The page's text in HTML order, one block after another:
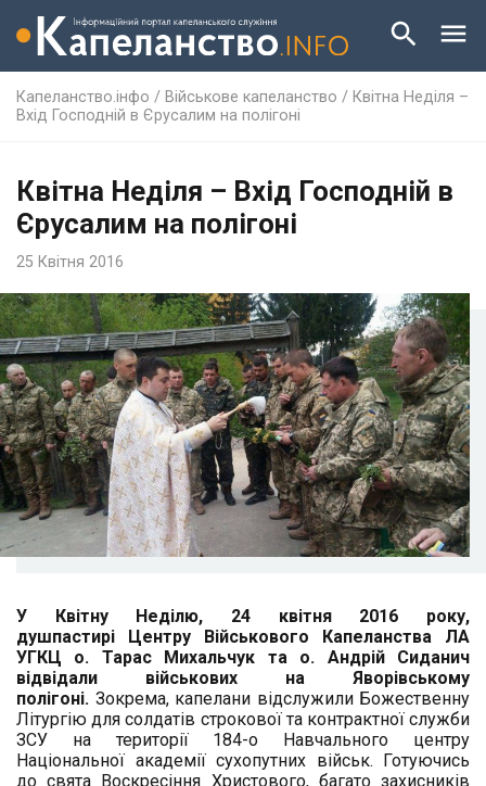
Капеланство.інфо / Військове капеланство / Квітна Неділя –
Вхід Господній в Єрусалим на полігоні
Квітна Неділя – Вхід Господній в
Єрусалим на полігоні
25 Квітня 2016
У Квітну Неділю, 24 квітня 2016 року,
душпастирі Центру Військового Капеланства ЛА
УГКЦ о. Тарас Михальчук та о. Андрій Сиданич
відвідали військових на Яворівському
полігоні. Зокрема, капелани відслужили Божественну
Літургію для солдатів строкової та контрактної служби
ЗСУ на території 184-о Навчального центру
Національної академії сухопутних військ. Готуючись
до свята Воскресіння Христового, багато захисників